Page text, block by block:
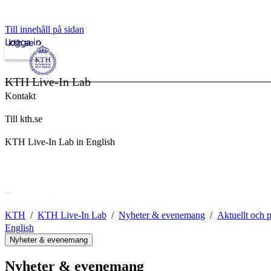
Till innehåll på sidan
kth.se
Logga in
KTH Live-In Lab
Kontakt
Till kth.se
KTH Live-In Lab in English
KTH KTH Live-In Lab Nyheter & evenemang
Aktuellt och
English
Nyheter & evenemang
Nyheter & evenemang